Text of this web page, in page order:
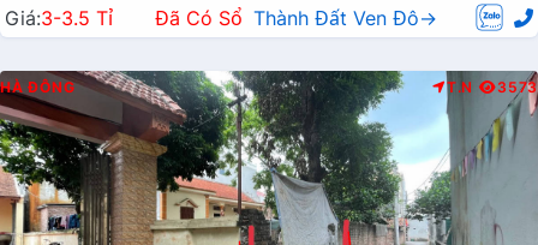
Giá:3-3.5 Tỉ Đã Có Sổ Thành Đất Ven Đô→
HÀ ĐÔNG T.N 3573